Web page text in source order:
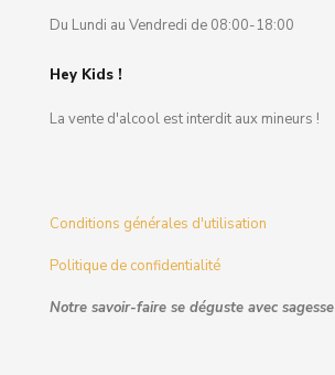
Du Lundi au Vendredi de 08:00-18:00
Hey Kids !
La vente d'alcool est interdit aux mineurs !
Conditions générales d'utilisation
Politique de confidentialité
Notre savoir-faire se déguste avec sagesse